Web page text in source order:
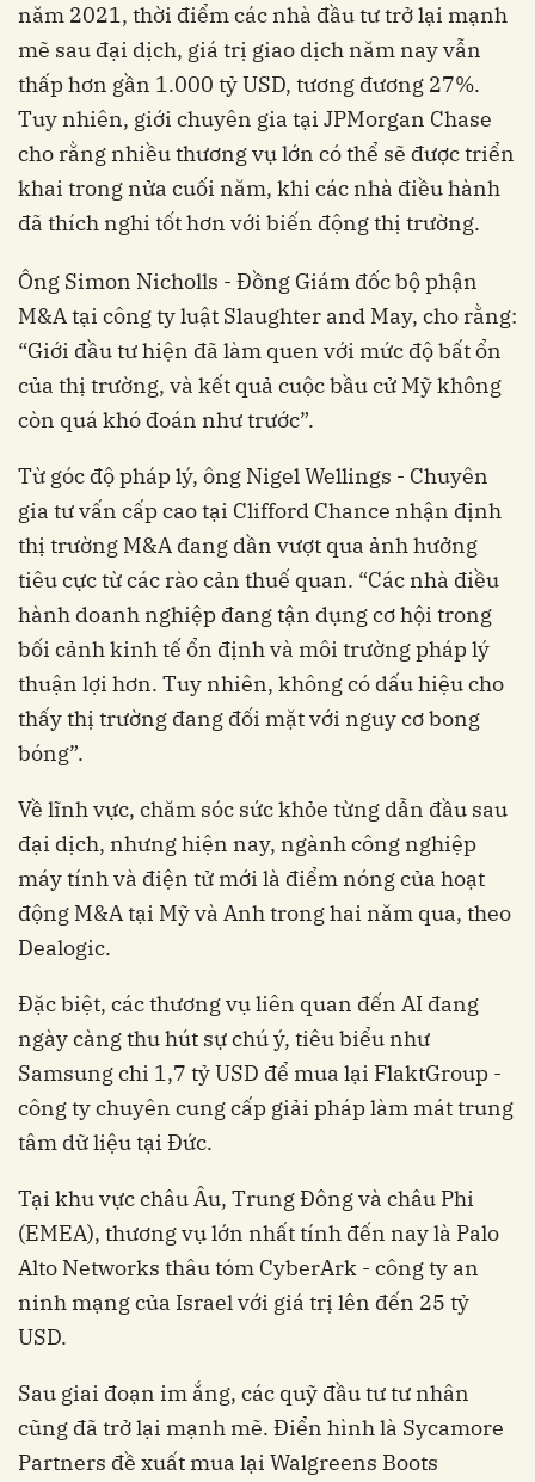
năm 2021, thời điểm các nhà đầu tư trở lại mạnh
mẽ sau đại dịch, giá trị giao dịch năm nay vẫn
thấp hơn gần 1.000 tỷ USD, tương đương 27%.
Tuy nhiên, giới chuyên gia tại JPMorgan Chase
cho rằng nhiều thương vụ lớn có thể sẽ được triển
khai trong nửa cuối năm, khi các nhà điều hành
đã thích nghi tốt hơn với biến động thị trường.
Ông Simon Nicholls - Đồng Giám đốc bộ phận
M&A tại công ty luật Slaughter and May, cho rằng:
“Giới đầu tư hiện đã làm quen với mức độ bất ổn
của thị trường, và kết quả cuộc bầu cử Mỹ không
còn quá khó đoán như trước”.
Từ góc độ pháp lý, ông Nigel Wellings - Chuyên
gia tư vấn cấp cao tại Clifford Chance nhận định
thị trường M&A đang dần vượt qua ảnh hưởng
tiêu cực từ các rào cản thuế quan. “Các nhà điều
hành doanh nghiệp đang tận dụng cơ hội trong
bối cảnh kinh tế ổn định và môi trường pháp lý
thuận lợi hơn. Tuy nhiên, không có dấu hiệu cho
thấy thị trường đang đối mặt với nguy cơ bong
bóng”.
Về lĩnh vực, chăm sóc sức khỏe từng dẫn đầu sau
đại dịch, nhưng hiện nay, ngành công nghiệp
máy tính và điện tử mới là điểm nóng của hoạt
động M&A tại Mỹ và Anh trong hai năm qua, theo
Dealogic.
Đặc biệt, các thương vụ liên quan đến AI đang
ngày càng thu hút sự chú ý, tiêu biểu như
Samsung chi 1,7 tỷ USD để mua lại FlaktGroup -
công ty chuyên cung cấp giải pháp làm mát trung
tâm dữ liệu tại Đức.
Tại khu vực châu Âu, Trung Đông và châu Phi
(EMEA), thương vụ lớn nhất tính đến nay là Palo
Alto Networks thâu tóm CyberArk - công ty an
ninh mạng của Israel với giá trị lên đến 25 tỷ
USD.
Sau giai đoạn im ắng, các quỹ đầu tư tư nhân
cũng đã trở lại mạnh mẽ. Điển hình là Sycamore
Partners đề xuất mua lại Walgreens Boots